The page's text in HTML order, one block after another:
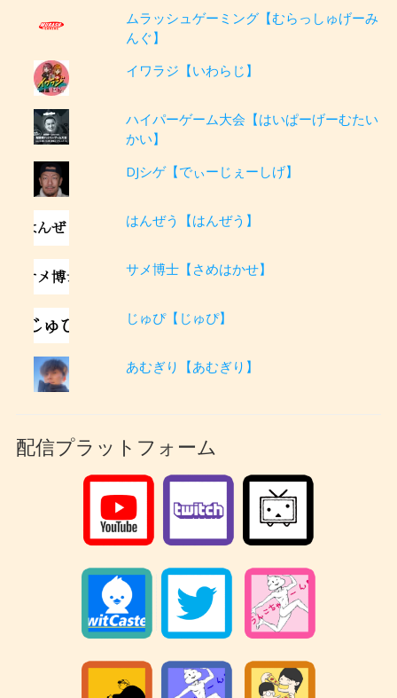
ムラッシュゲーミング【むらっしゅげーみ
んぐ】
イワラジ【いわらじ】
ハイパーゲーム大会【はいぱーげーむたい
かい】
DJシゲ【でぃーじぇーしげ】
はんぜう【はんぜう】
サメ博士【さめはかせ】
じゅぴ【じゅぴ】
あむぎり【あむぎり】
配信プラットフォーム